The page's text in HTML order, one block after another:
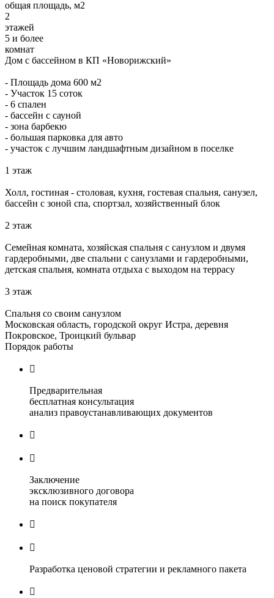
общая площадь, м2
2
этажей
5 и более
комнат
Дом с бассейном в КП «Новорижский»
- Площадь дома 600 м2
- Участок 15 соток
- ⁠6 спален
- ⁠бассейн с сауной
- ⁠зона барбекю
- ⁠большая парковка для авто
- ⁠участок с лучшим ландшафтным дизайном в поселке
1 этаж
Холл, гостиная - столовая, кухня, гостевая спальня, санузел,
бассейн с зоной спа, спортзал, хозяйственный блок
2 этаж
Семейная комната, хозяйская спальня с санузлом и двумя
гардеробными, две спальни с санузлами и гардеробными,
детская спальня, комната отдыха с выходом на террасу
3 этаж
Спальня со своим санузлом
Московская область, городской округ Истра, деревня
Покровское, Троицкий бульвар
Порядок работы

Предварительная
бесплатная консультация
анализ правоустанавливающих документов


Заключение
эксклюзивного договора
на поиск покупателя


Разработка ценовой стратегии и рекламного пакета
